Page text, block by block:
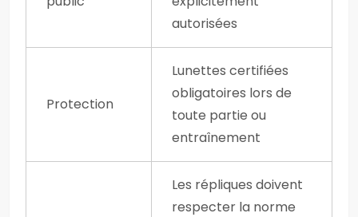
autorisées
Protection
Lunettes certifiées
obligatoires lors de
toute partie ou
entraînement
Les répliques doivent
respecter la norme